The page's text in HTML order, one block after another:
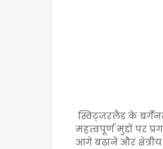
स्विट्जरलैंड के
महत्वपूर्ण मुद्दों पर
आगे बढ़ाने और